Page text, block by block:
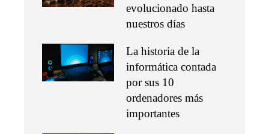
evolucionado hasta
nuestros días
La historia de la
informática contada
por sus 10
ordenadores más
importantes